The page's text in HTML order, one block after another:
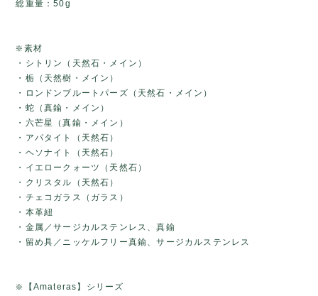
総重量：50g
❇️素材
・シトリン（天然石・メイン）
・栃（天然樹・メイン）
・ロンドンブルートパーズ（天然石・メイン）
・蛇（真鍮・メイン）
・六芒星（真鍮・メイン）
・アパタイト（天然石）
・ヘソナイト（天然石）
・イエロークォーツ（天然石）
・クリスタル（天然石）
・チェコガラス（ガラス）
・本革紐
・金属／サージカルステンレス、真鍮
・留め具／ニッケルフリー真鍮、サージカルステンレス
❇️【Amateras】シリーズ